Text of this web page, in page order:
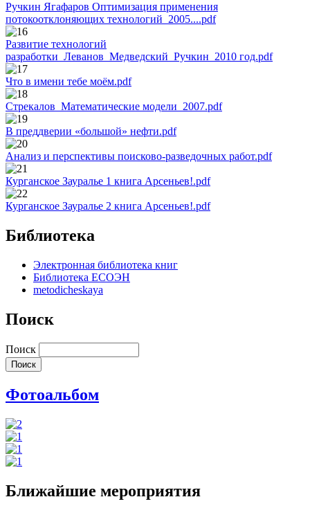
Ручкин Ягафаров Оптимизация применения
потокоотклоняющих технологий_2005....pdf
Развитие технологий
разработки_Леванов_Медведский_Ручкин_2010 год.pdf
Что в имени тебе моём.pdf
Стрекалов_Математические модели_2007.pdf
В преддверии «большой» нефти.pdf
Анализ и перспективы поисково-разведочных работ.pdf
Курганское Зауралье 1 книга Арсеньев!.pdf
Курганское Зауралье 2 книга Арсеньев!.pdf
Библиотека
Электронная библиотека книг
Библиотека ЕСОЭН
metodicheskaya
Поиск
Поиск
Фотоальбом
Ближайшие мероприятия